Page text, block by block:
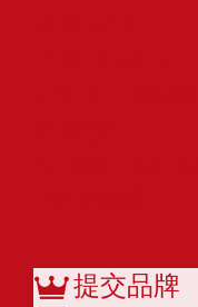
提交品牌